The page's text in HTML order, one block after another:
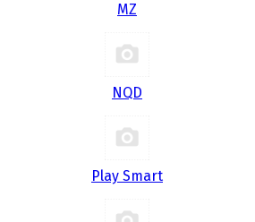
MZ
NQD
Play Smart